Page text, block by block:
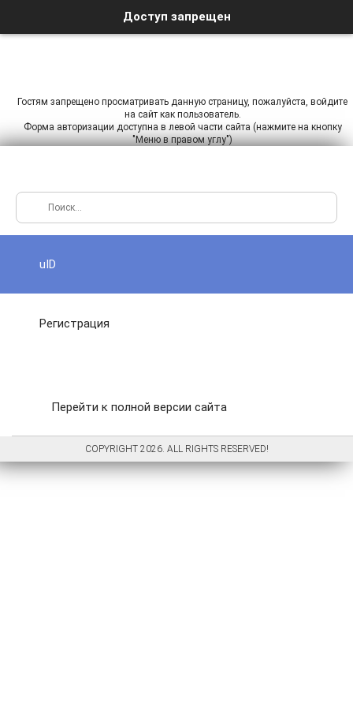
Доступ запрещен
Гостям запрещено просматривать данную страницу, пожалуйста, войдите
на сайт как пользователь.
Форма авторизации доступна в левой части сайта (нажмите на кнопку
"Меню в правом углу")
uID
Регистрация
Перейти к полной версии сайта
COPYRIGHT 2026. ALL RIGHTS RESERVED!